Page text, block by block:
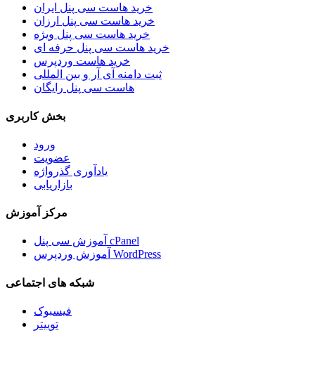
خرید هاست سی پنل ایران
خرید هاست سی پنل ارزان
خرید هاست سی پنل ویژه
خرید هاست سی پنل حرفه ای
خرید هاست وردپرس
ثبت دامنه آی آر و بین المللی
هاست سی پنل رایگان
بخش کاربری
ورود
عضویت
یادآوری گذرواژه
بازاریابی
مرکز آموزش
آموزش سی پنل cPanel
آموزش وردپرس WordPress
شبکه های اجتماعی
فیسبوک
توییتر